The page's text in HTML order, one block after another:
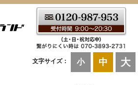
文字サイズ： 小 中 大